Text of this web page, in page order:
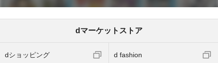
dマーケットストア
dショッピング d fashion